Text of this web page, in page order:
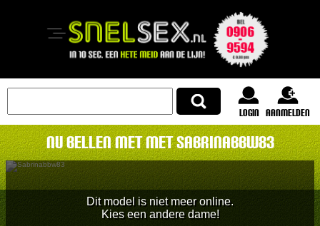
login Aanmelden
Nu bellen met met Sabrinabbw83
Dit model is niet meer online.
Kies een andere dame!